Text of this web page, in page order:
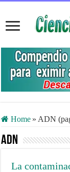
Home » ADN
ADN
La